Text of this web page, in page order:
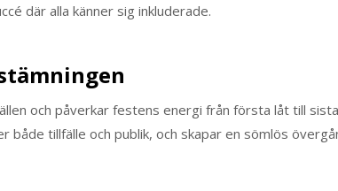
där alla känner sig inkluderade.
och påverkar festens energi från första låt till
både tillfälle och publik, och skapar en sömlös